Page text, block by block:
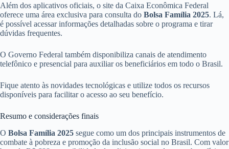
Além dos aplicativos oficiais, o site da Caixa Econômica Federal
oferece uma área exclusiva para consulta do Bolsa Família 2025. Lá,
é possível acessar informações detalhadas sobre o programa e tirar
dúvidas frequentes.
O Governo Federal também disponibiliza canais de atendimento
telefônico e presencial para auxiliar os beneficiários em todo o Brasil.
Fique atento às novidades tecnológicas e utilize todos os recursos
disponíveis para facilitar o acesso ao seu benefício.
Resumo e considerações finais
O Bolsa Família 2025 segue como um dos principais instrumentos de
combate à pobreza e promoção da inclusão social no Brasil. Com valor